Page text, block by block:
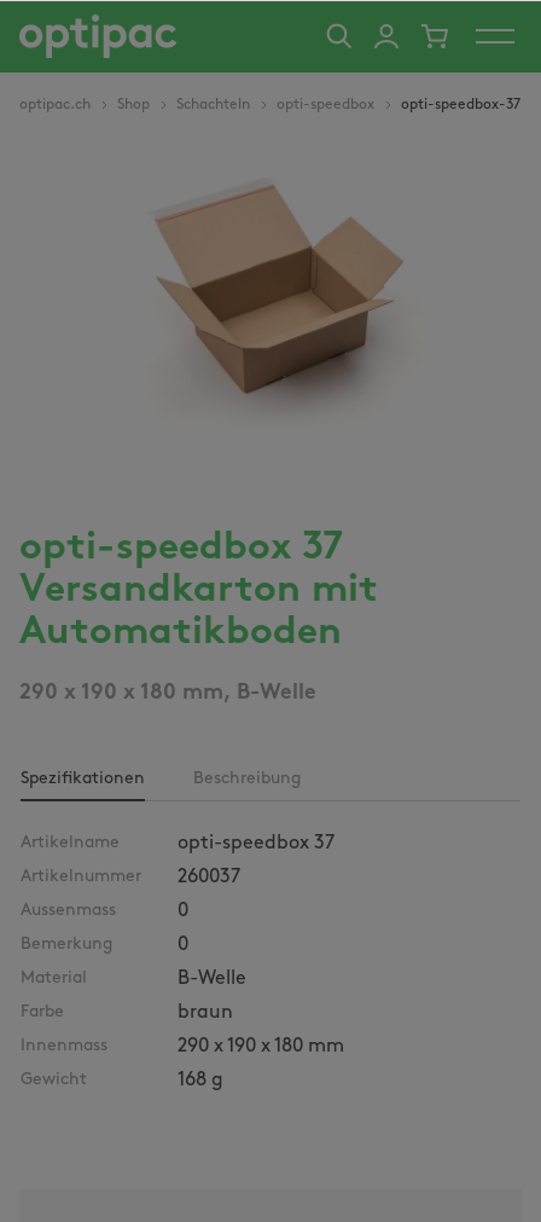
springen
optipac.ch Shop Schachteln opti-speedbox opti-speedbox-37
opti-speedbox 37
Versandkarton mit
Automatikboden
290 x 190 x 180 mm, B-Welle
Spezifikationen Beschreibung
Artikelname opti-speedbox 37
Artikelnummer 260037
Aussenmass 0
Bemerkung 0
Material B-Welle
Farbe braun
Innenmass 290 x 190 x 180 mm
Gewicht 168 g